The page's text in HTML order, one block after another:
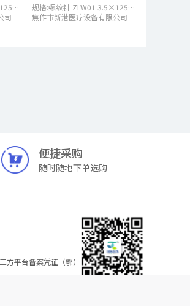
规格:螺纹针 ZLW01 3.5×125mm(D5=3.5 L5=22)
司
规格:螺纹针 ZLW01 3.5×125mm(D3=3.5 L3=30)
焦作市新港医疗设备有限公司
便捷采购
随时随地下单选购
方平台备案凭证（鄂）